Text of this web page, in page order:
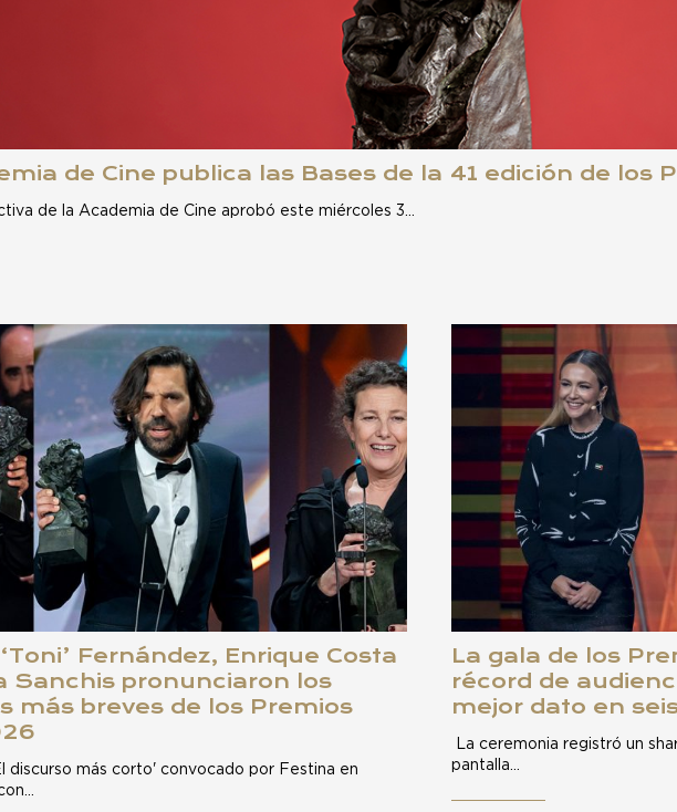
de Cine publica las Bases de la 41 edición de los
de la Academia de Cine aprobó este miércoles 3…
Fernández, Enrique Costa
Sanchis pronunciaron los
más breves de los Premios
discurso más corto' convocado por Festina en
La gala de los
récord de
mejor dato en
La ceremonia registró un
pantalla…